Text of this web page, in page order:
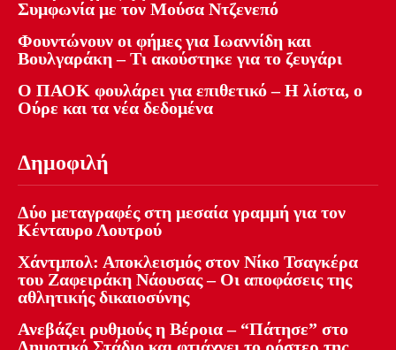
Συμφωνία με τον Μούσα Ντζενεπό
Φουντώνουν οι φήμες για Ιωαννίδη και
Βουλγαράκη – Τι ακούστηκε για το ζευγάρι
Ο ΠΑΟΚ φουλάρει για επιθετικό – Η λίστα, ο
Ούρε και τα νέα δεδομένα
Δημοφιλή
Δύο μεταγραφές στη μεσαία γραμμή για τον
Κένταυρο Λουτρού
Χάντμπολ: Αποκλεισμός στον Νίκο Τσαγκέρα
του Ζαφειράκη Νάουσας – Οι αποφάσεις της
αθλητικής δικαιοσύνης
Ανεβάζει ρυθμούς η Βέροια – “Πάτησε” στο
Δημοτικό Στάδιο και φτιάχνει το ρόστερ της